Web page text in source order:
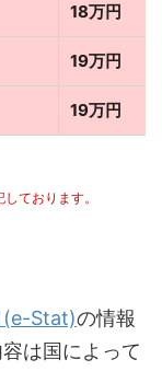
18万円
19万円
19万円
ております。
(e-Stat)の情報
は国によって